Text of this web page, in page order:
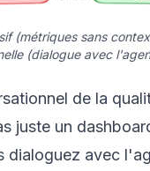
(métriques sans
(dialogue avec
de la
juste un
dialoguez avec